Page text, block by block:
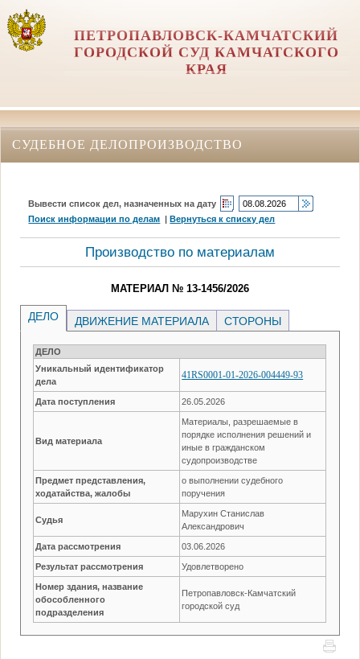
ПЕТРОПАВЛОВСК-КАМЧАТСКИЙ
ГОРОДСКОЙ СУД КАМЧАТСКОГО
КРАЯ
СУДЕБНОЕ ДЕЛОПРОИЗВОДСТВО
Вывести список дел, назначенных на дату
Поиск информации по делам |Вернуться к списку дел
Производство по материалам
МАТЕРИАЛ № 13-1456/2026
ДЕЛО ДВИЖЕНИЕ МАТЕРИАЛА СТОРОНЫ
ДЕЛО
Уникальный идентификатор
дела
41RS0001-01-2026-004449-93
Дата поступления 26.05.2026
Вид материала
Материалы, разрешаемые в
порядке исполнения решений и
иные в гражданском
судопроизводстве
Предмет представления,
ходатайства, жалобы
о выполнении судебного
поручения
Судья
Марухин Станислав
Александрович
Дата рассмотрения 03.06.2026
Результат рассмотрения Удовлетворено
Номер здания, название
обособленного
подразделения
Петропавловск-Камчатский
городской суд